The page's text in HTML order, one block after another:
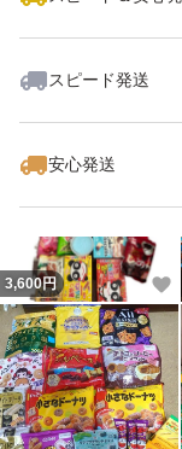
スピード発送
安心発送
3,600円